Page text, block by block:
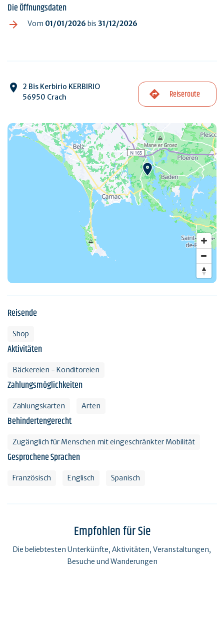
Die Öffnungsdaten
Vom 01/01/2026 bis 31/12/2026
2 Bis Kerbirio KERBIRIO
56950 Crach
Reiseroute
Reisende
Shop
Aktivitäten
Bäckereien - Konditoreien
Zahlungsmöglichkeiten
Zahlungskarten Arten
Behindertengerecht
Zugänglich für Menschen mit eingeschränkter Mobilität
Gesprochene Sprachen
Französisch Englisch Spanisch
Empfohlen für Sie
Die beliebtesten Unterkünfte, Aktivitäten, Veranstaltungen,
Besuche und Wanderungen